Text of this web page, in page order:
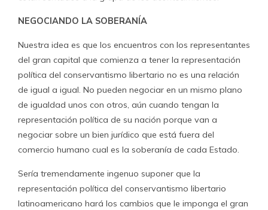
NEGOCIANDO LA SOBERANÍA
Nuestra idea es que los encuentros con los representantes
del gran capital que comienza a tener la representación
política del conservantismo libertario no es una relación
de igual a igual. No pueden negociar en un mismo plano
de igualdad unos con otros, aún cuando tengan la
representación política de su nación porque van a
negociar sobre un bien jurídico que está fuera del
comercio humano cual es la soberanía de cada Estado.
Sería tremendamente ingenuo suponer que la
representación política del conservantismo libertario
latinoamericano hará los cambios que le imponga el gran